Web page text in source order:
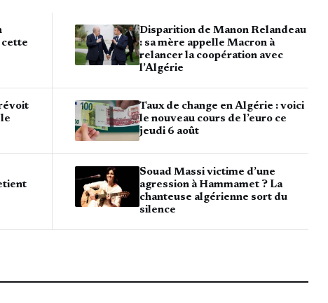
cette
Disparition de Manon Relandeau
: sa mère appelle Macron à
relancer la coopération avec
l’Algérie
Taux de change en Algérie : voici
le nouveau cours de l’euro ce
jeudi 6 août
Souad Massi victime d’une
agression à Hammamet ? La
chanteuse algérienne sort du
silence